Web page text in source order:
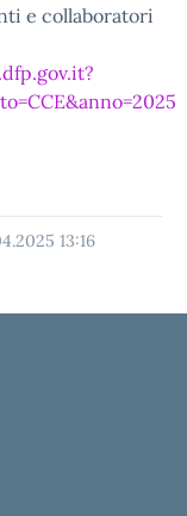
e collaboratori
13:16